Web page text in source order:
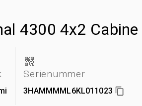
4300 4x2 Cabine
Serienummer
3HAMMMML6KL011023